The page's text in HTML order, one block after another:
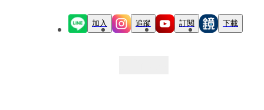
加入 追蹤 訂閱 下載